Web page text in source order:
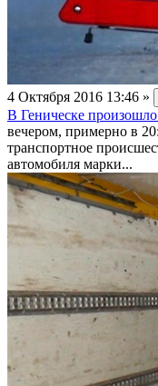
4 Октября 2016 13:46 »
В Геническе
вечером, примерно в
транспортное
автомобиля марки...